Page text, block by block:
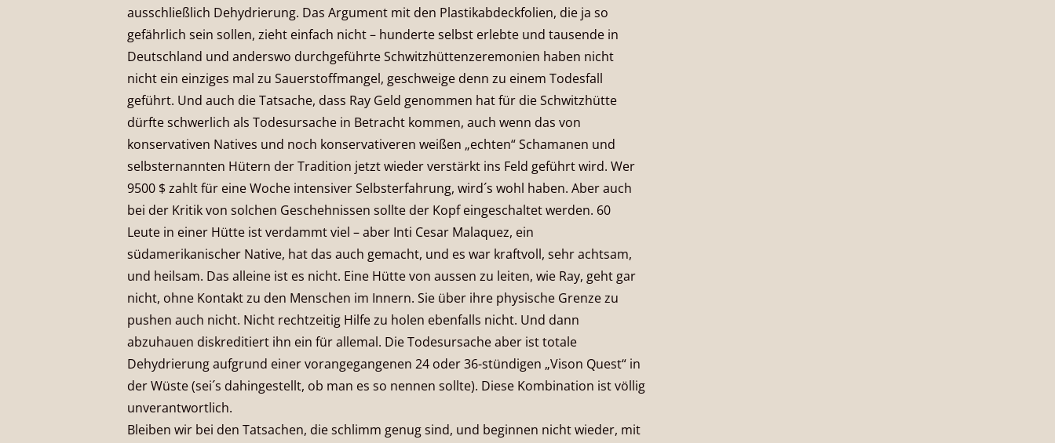
ausschließlich Dehydrierung. Das Argument mit den Plastikabdeckfolien, die ja so
gefährlich sein sollen, zieht einfach nicht – hunderte selbst erlebte und tausende in
Deutschland und anderswo durchgeführte Schwitzhüttenzeremonien haben nicht
nicht ein einziges mal zu Sauerstoffmangel, geschweige denn zu einem Todesfall
geführt. Und auch die Tatsache, dass Ray Geld genommen hat für die Schwitzhütte
dürfte schwerlich als Todesursache in Betracht kommen, auch wenn das von
konservativen Natives und noch konservativeren weißen „echten“ Schamanen und
selbsternannten Hütern der Tradition jetzt wieder verstärkt ins Feld geführt wird. Wer
9500 $ zahlt für eine Woche intensiver Selbsterfahrung, wird´s wohl haben. Aber auch
bei der Kritik von solchen Geschehnissen sollte der Kopf eingeschaltet werden. 60
Leute in einer Hütte ist verdammt viel – aber Inti Cesar Malaquez, ein
südamerikanischer Native, hat das auch gemacht, und es war kraftvoll, sehr achtsam,
und heilsam. Das alleine ist es nicht. Eine Hütte von aussen zu leiten, wie Ray, geht gar
nicht, ohne Kontakt zu den Menschen im Innern. Sie über ihre physische Grenze zu
pushen auch nicht. Nicht rechtzeitig Hilfe zu holen ebenfalls nicht. Und dann
abzuhauen diskreditiert ihn ein für allemal. Die Todesursache aber ist totale
Dehydrierung aufgrund einer vorangegangenen 24 oder 36-stündigen „Vison Quest“ in
der Wüste (sei´s dahingestellt, ob man es so nennen sollte). Diese Kombination ist völlig
unverantwortlich.
Bleiben wir bei den Tatsachen, die schlimm genug sind, und beginnen nicht wieder, mit